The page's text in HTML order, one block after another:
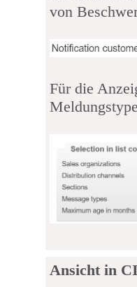
von
Für die
Ansicht in